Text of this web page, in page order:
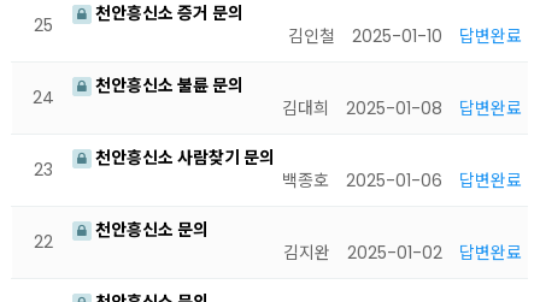
25
천안흥신소 증거 문의
김인철
2025-01-10 답변완료
24
천안흥신소 불륜 문의
김대희
2025-01-08 답변완료
23
천안흥신소 사람찾기 문의
백종호
2025-01-06 답변완료
22
천안흥신소 문의
김지완
2025-01-02 답변완료